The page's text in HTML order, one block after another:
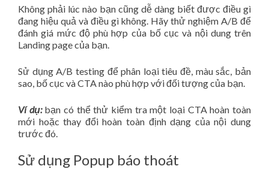
Không phải lúc nào bạn cũng dễ dàng biết được điều gì
đang hiệu quả và điều gì không. Hãy thử nghiệm A/B để
đánh giá mức độ phù hợp của bố cục và nội dung trên
Landing page của bạn.
Sử dụng A/B testing để phân loại tiêu đề, màu sắc, bản
sao, bố cục và CTA nào phù hợp với đối tượng của bạn.
Ví dụ:bạn có thể thử kiểm tra một loại CTA hoàn toàn
mới hoặc thay đổi hoàn toàn định dạng của nội dung
trước đó.
Sử dụng Popup báo thoát